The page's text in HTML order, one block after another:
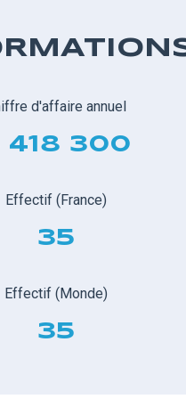
d'affaire annuel
418 300
Effectif (France)
35
Effectif (Monde)
35